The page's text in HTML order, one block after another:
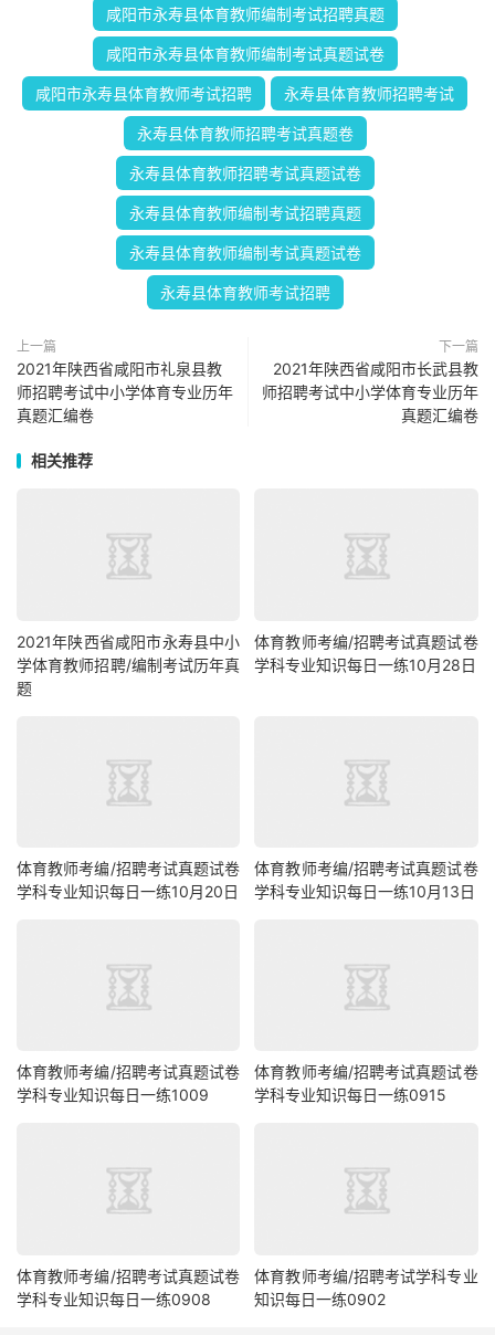
咸阳市永寿县体育教师编制考试招聘真题
咸阳市永寿县体育教师编制考试真题试卷
咸阳市永寿县体育教师考试招聘 永寿县体育教师招聘考试
永寿县体育教师招聘考试真题卷
永寿县体育教师招聘考试真题试卷
永寿县体育教师编制考试招聘真题
永寿县体育教师编制考试真题试卷
永寿县体育教师考试招聘
上一篇
2021年陕西省咸阳市礼泉县教
师招聘考试中小学体育专业历年
真题汇编卷
下一篇
2021年陕西省咸阳市长武县教
师招聘考试中小学体育专业历年
真题汇编卷
相关推荐
2021年陕西省咸阳市永寿县中小
学体育教师招聘/编制考试历年真
题
体育教师考编/招聘考试真题试卷
学科专业知识每日一练10月28日
体育教师考编/招聘考试真题试卷
学科专业知识每日一练10月20日
体育教师考编/招聘考试真题试卷
学科专业知识每日一练10月13日
体育教师考编/招聘考试真题试卷
学科专业知识每日一练1009
体育教师考编/招聘考试真题试卷
学科专业知识每日一练0915
体育教师考编/招聘考试真题试卷
学科专业知识每日一练0908
体育教师考编/招聘考试学科专业
知识每日一练0902